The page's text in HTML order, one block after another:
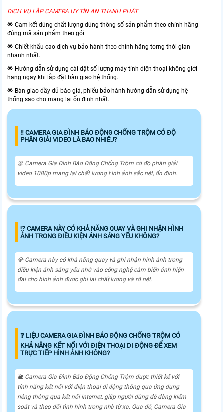
DỊCH VỤ LẮP CAMERA UY TÍN AN THÀNH PHÁT
🌟 Cam kết đúng chất lượng đúng thông số sản phẩm theo chính hãng
đúng mã sản phẩm theo gói.
🌟 Chiết khấu cao dịch vụ bảo hành theo chính hãng torng thời gian
nhanh nhất.
🌟 Hướng dẫn sử dụng cài đặt số lượng máy tính điện thoại không giới
hạng ngay khi lắp đặt bàn giao hệ thống.
🌟 Bàn giao đầy đủ báo giá, phiếu bảo hành hướng dẫn sử dụng hệ
thống sao cho mang lại ổn định nhất.
‼️ CAMERA GIA ĐÌNH BÁO ĐỘNG CHỐNG TRỘM CÓ ĐỘ
PHÂN GIẢI VIDEO LÀ BAO NHIÊU?
🎀 Camera Gia Đình Báo Động Chống Trộm có độ phân giải
video 1080p mang lại chất lượng hình ảnh sắc nét, ổn định.
⁉️ CAMERA NÀY CÓ KHẢ NĂNG QUAY VÀ GHI NHẬN HÌNH
ẢNH TRONG ĐIỀU KIỆN ÁNH SÁNG YẾU KHÔNG?
💎 Camera này có khả năng quay và ghi nhận hình ảnh trong
điều kiện ánh sáng yếu nhờ vào công nghệ cảm biến ảnh hiện
đại cho hình ảnh được ghi lại chất lượng và rõ nét.
️❓ LIỆU CAMERA GIA ĐÌNH BÁO ĐỘNG CHỐNG TRỘM CÓ
KHẢ NĂNG KẾT NỐI VỚI ĐIỆN THOẠI DI ĐỘNG ĐỂ XEM
TRỰC TIẾP HÌNH ẢNH KHÔNG?
🐌 Camera Gia Đình Báo Động Chống Trộm được thiết kế với
tính năng kết nối với điện thoại di động thông qua ứng dụng
riêng thông qua kết nối internet, giúp người dùng dễ dàng kiểm
soát và theo dõi tình hình trong nhà từ xa. Qua đó, Camera Gia